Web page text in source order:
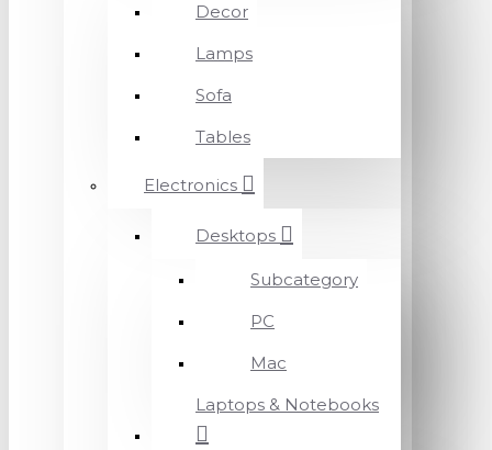
Decor
Lamps
Sofa
Tables
Electronics
Desktops
Subcategory
PC
Mac
Laptops & Notebooks